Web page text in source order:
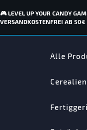
🎮 LEVEL UP YOUR CANDY
VERSANDKOSTENFREI AB 50€
Alle
Cerealien